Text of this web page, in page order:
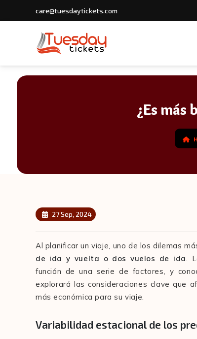
care@tuesdaytickets.com
¿Es más
27 Sep, 2024
Al planificar un viaje, uno de los dilemas
de ida y vuelta o dos vuelos de ida.
función de una serie de factores, y
explorará las consideraciones clave que
más económica para su viaje.
Variabilidad estacional de los